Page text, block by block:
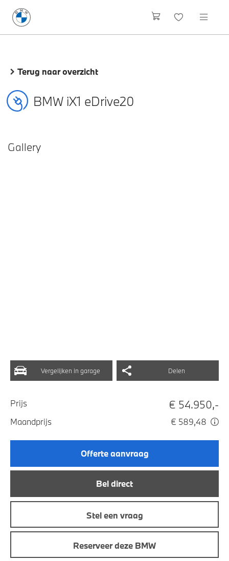
Terug naar overzicht
BMW iX1 eDrive20
Vergelijken in garage Delen
Prijs € 54.950,-
Maandprijs € 589,48
Offerte aanvraag
Bel direct
Stel een vraag
Reserveer deze BMW
Gallery